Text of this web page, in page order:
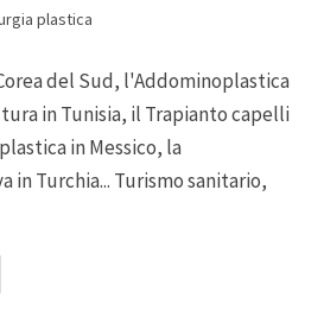
plastica
del Sud, l'Addominoplastica
in Tunisia, il Trapianto capelli
in Messico, la
in Turchia... Turismo sanitario,